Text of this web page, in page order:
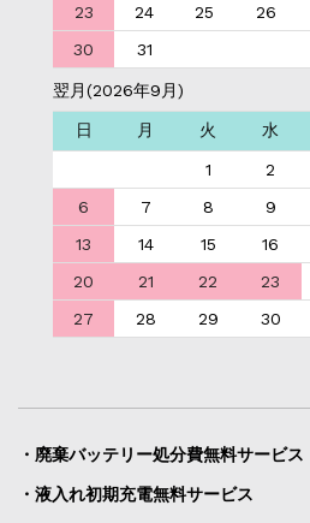
23
24 25 26
30
31
翌月(2026年9月)
日 月 火 水
1 2
6
7 8 9
13
14 15 16
20
21 22 23
27
28 29 30
・廃棄バッテリー処分費無料サービス
・液入れ初期充電無料サービス